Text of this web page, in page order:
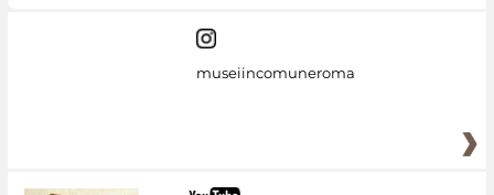
museiincomuneroma